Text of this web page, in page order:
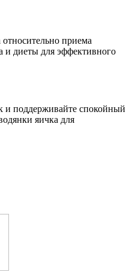
приема
и диеты для эффективного
и поддерживайте спокойный
яичка для